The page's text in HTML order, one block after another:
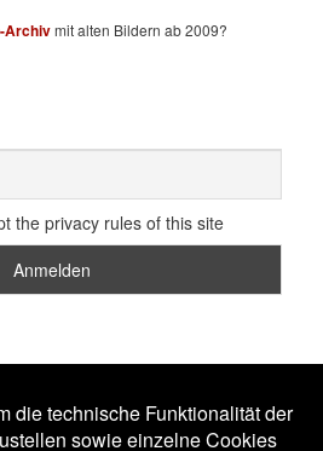
Archivmit alten Bildern ab 2009?
the privacy rules of this site
Corona Corvus Corax